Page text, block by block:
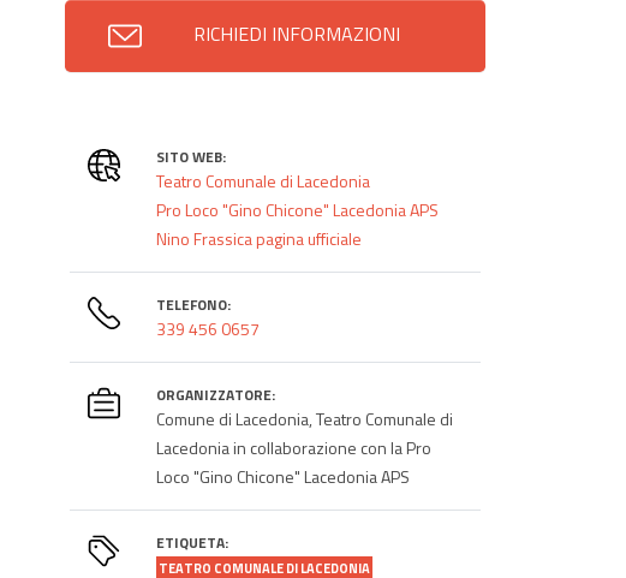
RICHIEDI INFORMAZIONI
SITO WEB:
Teatro Comunale di Lacedonia
Pro Loco "Gino Chicone" Lacedonia APS
Nino Frassica pagina ufficiale
TELEFONO:
339 456 0657
ORGANIZZATORE:
Comune di Lacedonia, Teatro Comunale di
Lacedonia in collaborazione con la Pro
Loco "Gino Chicone" Lacedonia APS
ETIQUETA:
TEATRO COMUNALE DI LACEDONIA